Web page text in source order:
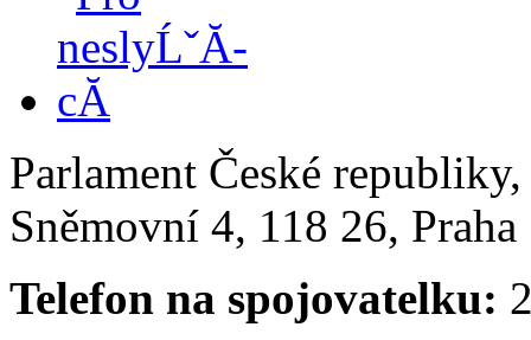
Parlament České
Sněmovní 4, 118 26,
Telefon na spojovatelku: